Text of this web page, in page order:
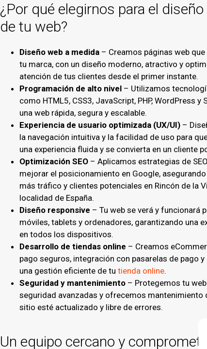
¿Por qué elegirnos para el diseño
de tu web?
Diseño web a medida – Creamos páginas web
tu marca, con un diseño moderno, atractivo y
atención de tus clientes desde el primer instante.
Programación de alto nivel – Utilizamos
como HTML5, CSS3, JavaScript, PHP, WordPress y
una web rápida, segura y escalable.
Experiencia de usuario optimizada (UX/UI) –
la navegación intuitiva y la facilidad de uso para
una experiencia fluida y se convierta en un cliente
Optimización SEO – Aplicamos estrategias de
mejorar el posicionamiento en Google,
más tráfico y clientes potenciales en Rincón de la
localidad de España.
Diseño responsive – Tu web se verá y funcionará
móviles, tablets y ordenadores, garantizando una
en todos los dispositivos.
Desarrollo de tiendas online – Creamos
pago seguros, integración con pasarelas de pago
una gestión eficiente de tu tienda online.
Seguridad y mantenimiento – Protegemos tu
seguridad avanzadas y ofrecemos mantenimiento
sitio esté actualizado y libre de errores.
Un equipo cercano y